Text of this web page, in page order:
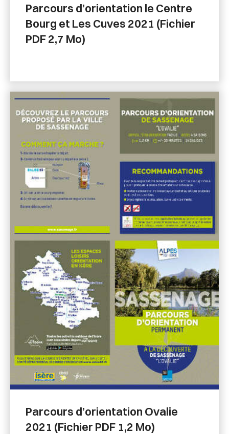
Parcours d’orientation le Centre
Bourg et Les Cuves 2021 (Fichier
PDF 2,7 Mo)
Parcours d’orientation Ovalie
2021 (Fichier PDF 1,2 Mo)